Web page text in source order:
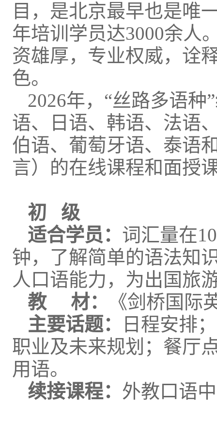
目，是北京最早也是唯
年培训学员达3000余人
资雄厚，专业权威，诠
色。
2026年，“丝路多语
语、日语、韩语、法语
伯语、葡萄牙语、泰语
言）的在线课程和面授
初 级
适合学员： 词汇量在
钟，了解简单的语法知
人口语能力，为出国旅
教 材：
《剑桥国际
主要话题：
日程安排
职业及未来规划；餐厅
用语。
续接课程： 外教口语